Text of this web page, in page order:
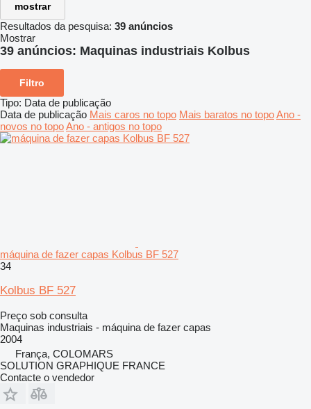
mostrar
Resultados da pesquisa: 39 anúncios
Mostrar
39 anúncios: Maquinas industriais Kolbus
Filtro
Tipo: Data de publicação
Data de publicação Mais caros no topo Mais baratos no topoAno -
novos no topoAno - antigos no topo
máquina de fazer capas Kolbus BF 527
34
Kolbus BF 527
Preço sob consulta
Maquinas industriais - máquina de fazer capas
2004
França, COLOMARS
SOLUTION GRAPHIQUE FRANCE
Contacte o vendedor